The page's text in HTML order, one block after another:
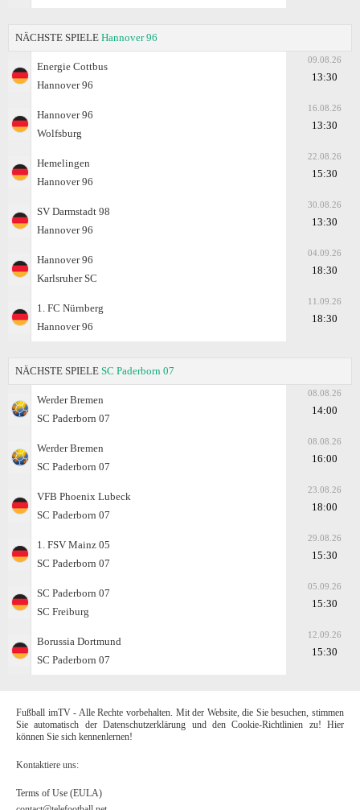
NÄCHSTE SPIELE Hannover 96
Energie Cottbus
Hannover 96
09.08.26
13:30
Hannover 96
Wolfsburg
16.08.26
13:30
Hemelingen
Hannover 96
22.08.26
15:30
SV Darmstadt 98
Hannover 96
30.08.26
13:30
Hannover 96
Karlsruher SC
04.09.26
18:30
1. FC Nürnberg
Hannover 96
11.09.26
18:30
NÄCHSTE SPIELE SC Paderborn 07
Werder Bremen
SC Paderborn 07
08.08.26
14:00
Werder Bremen
SC Paderborn 07
08.08.26
16:00
VFB Phoenix Lubeck
SC Paderborn 07
23.08.26
18:00
1. FSV Mainz 05
SC Paderborn 07
29.08.26
15:30
SC Paderborn 07
SC Freiburg
05.09.26
15:30
Borussia Dortmund
SC Paderborn 07
12.09.26
15:30
Fußball imTV - Alle Rechte vorbehalten. Mit der Website, die Sie besuchen, stimmen
Sie automatisch der Datenschutzerklärung und den Cookie-Richtlinien zu! Hier
können Sie sich kennenlernen!
Kontaktiere uns:
Terms of Use (EULA)